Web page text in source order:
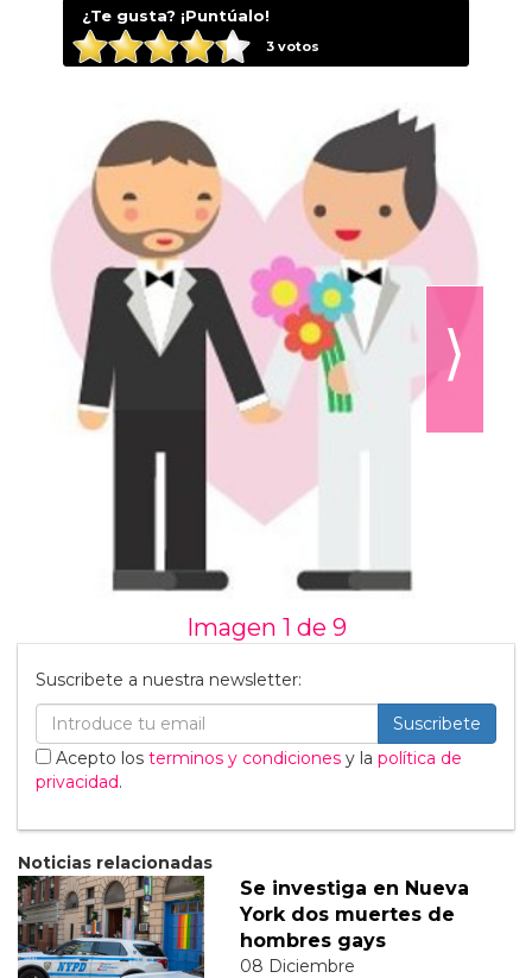
¿Te gusta? ¡Puntúalo!
3votos
⟩
Imagen 1 de 9
Suscribete a nuestra newsletter:
Suscribete
Acepto los terminos y condiciones y la política de
privacidad.
Noticias relacionadas
Se investiga en Nueva
York dos muertes de
hombres gays
08 Diciembre